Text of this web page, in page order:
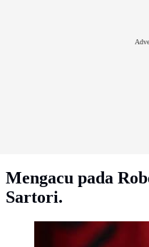
Mengacu pada
Sartori.